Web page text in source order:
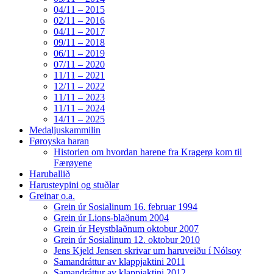
04/11 – 2015
02/11 – 2016
04/11 – 2017
09/11 – 2018
06/11 – 2019
07/11 – 2020
11/11 – 2021
12/11 – 2022
11/11 – 2023
11/11 – 2024
14/11 – 2025
Medaljuskammilin
Føroyska haran
Historien om hvordan harene fra Kragerø kom til
Færøyene
Haruballið
Harusteypini og stuðlar
Greinar o.a.
Grein úr Sosialinum 16. februar 1994
Grein úr Lions-blaðnum 2004
Grein úr Heystblaðnum oktobur 2007
Grein úr Sosialinum 12. oktobur 2010
Jens Kjeld Jensen skrivar um haruveiðu í Nólsoy
Samandráttur av klappjaktini 2011